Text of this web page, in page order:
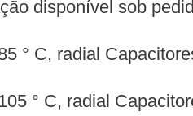
disponível sob
° C, radial
° C, radial